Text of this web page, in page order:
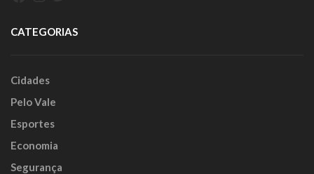
CATEGORIAS
Cidades
Pelo Vale
Esportes
Economia
Segurança